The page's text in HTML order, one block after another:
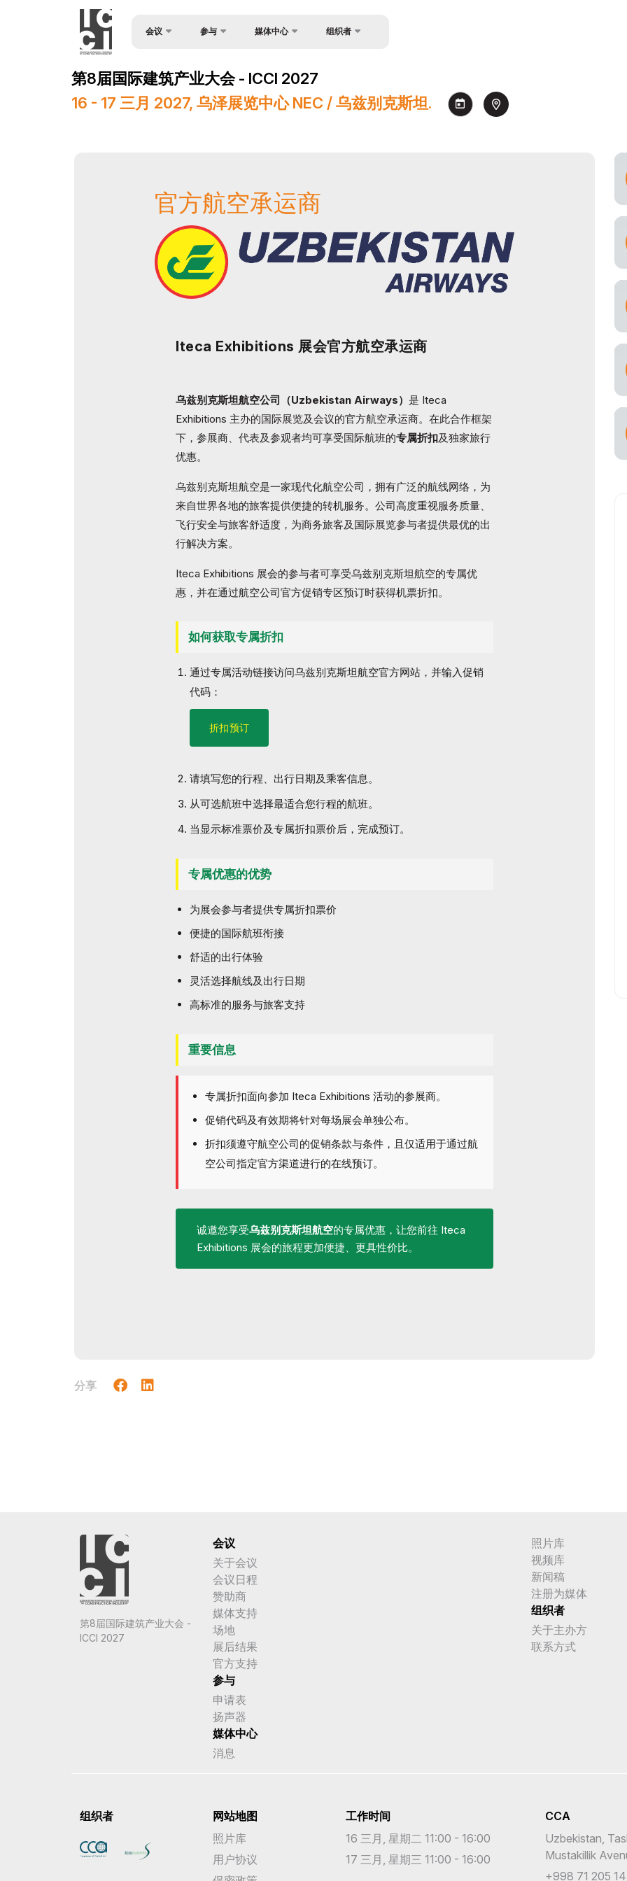
会议
会议日程
展后结果
参与
扬声器
媒体中心 组织者
第8届国际建筑产业大会 - ICCI 2027
16 - 17 三月 2027, 乌泽展览中心 NEC / 乌兹别克斯坦.
官方航空承运商
Iteca Exhibitions 展会官方航空承运商
乌兹别克斯坦航空公司（Uzbekistan Airways） 是 Iteca
Exhibitions 主办的国际展览及会议的官方航空承运商。在此合作框架
下，参展商、代表及参观者均可享受国际航班的专属折扣及独家旅行
优惠。
乌兹别克斯坦航空是一家现代化航空公司，拥有广泛的航线网络，为
来自世界各地的旅客提供便捷的转机服务。公司高度重视服务质量、
飞行安全与旅客舒适度，为商务旅客及国际展览参与者提供最优的出
行解决方案。
Iteca Exhibitions 展会的参与者可享受乌兹别克斯坦航空的专属优
惠，并在通过航空公司官方促销专区预订时获得机票折扣。
如何获取专属折扣
通过专属活动链接访问乌兹别克斯坦航空官方网站，并输入促销
代码：
折扣预订
请填写您的行程、出行日期及乘客信息。
从可选航班中选择最适合您行程的航班。
当显示标准票价及专属折扣票价后，完成预订。
专属优惠的优势
为展会参与者提供专属折扣票价
便捷的国际航班衔接
舒适的出行体验
灵活选择航线及出行日期
高标准的服务与旅客支持
重要信息
专属折扣面向参加 Iteca Exhibitions 活动的参展商。
促销代码及有效期将针对每场展会单独公布。
折扣须遵守航空公司的促销条款与条件，且仅适用于通过航
空公司指定官方渠道进行的在线预订。
诚邀您享受乌兹别克斯坦航空的专属优惠，让您前往 Iteca
Exhibitions 展会的旅程更加便捷、更具性价比。
分享
第8届国际建筑产业大会 -
ICCI 2027
会议
关于会议
会议日程
赞助商
媒体支持
场地
展后结果
官方支持
参与
申请表
扬声器
媒体中心
消息
照片库
视频库
新闻稿
注册为媒体
组织者
关于主办方
联系方式
组织者
网站地图
照片库
用户协议
工作时间
16 三月, 星期二 11:00 - 16:00
17 三月, 星期三 11:00 - 16:00
CCA
Uzbekistan,
Mustakillik
+998 71 205